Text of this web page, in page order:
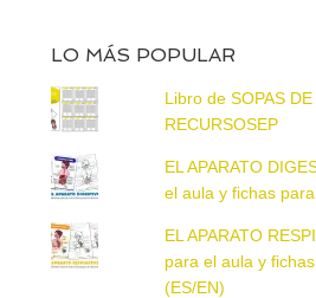
LO MÁS POPULAR
Libro de SOPAS
RECURSOSEP
EL APARATO
el aula y fichas
EL APARATO
para el aula y
(ES/EN)